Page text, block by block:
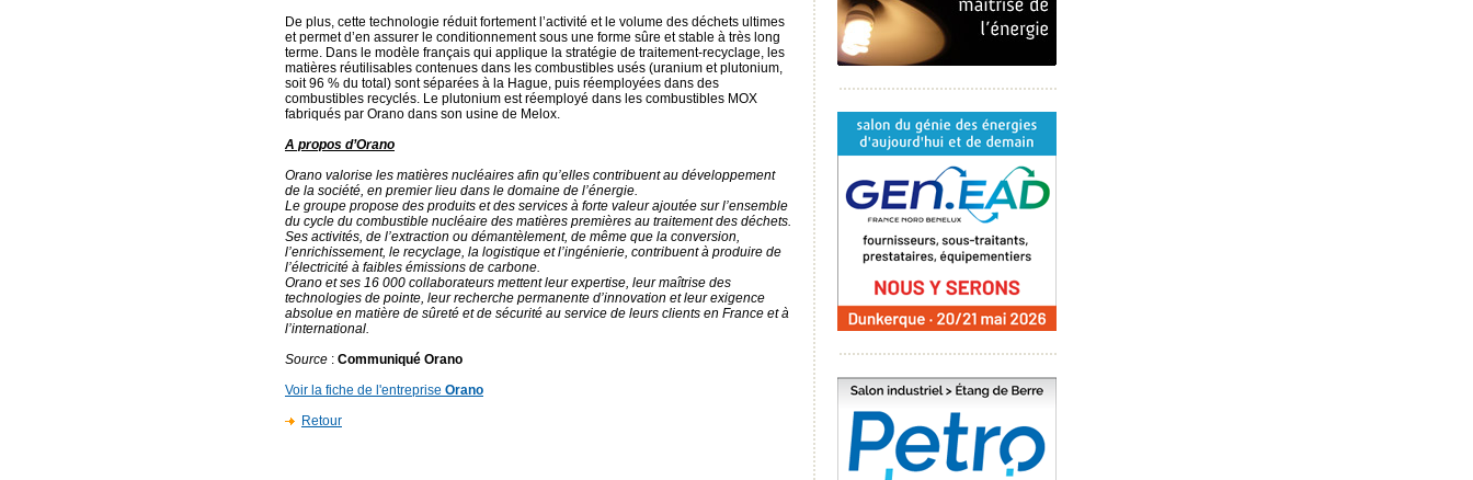
De plus, cette technologie réduit fortement l’activité et le volume des déchets ultimes
et permet d’en assurer le conditionnement sous une forme sûre et stable à très long
terme. Dans le modèle français qui applique la stratégie de traitement-recyclage, les
matières réutilisables contenues dans les combustibles usés (uranium et plutonium,
soit 96 % du total) sont séparées à la Hague, puis réemployées dans des
combustibles recyclés. Le plutonium est réemployé dans les combustibles MOX
fabriqués par Orano dans son usine de Melox.
A propos d’Orano
Orano valorise les matières nucléaires afin qu’elles contribuent au développement
de la société, en premier lieu dans le domaine de l’énergie.
Le groupe propose des produits et des services à forte valeur ajoutée sur l’ensemble
du cycle du combustible nucléaire des matières premières au traitement des déchets.
Ses activités, de l’extraction ou démantèlement, de même que la conversion,
l’enrichissement, le recyclage, la logistique et l’ingénierie, contribuent à produire de
l’électricité à faibles émissions de carbone.
Orano et ses 16 000 collaborateurs mettent leur expertise, leur maîtrise des
technologies de pointe, leur recherche permanente d’innovation et leur exigence
absolue en matière de sûreté et de sécurité au service de leurs clients en France et à
l’international.
Source : Communiqué Orano
Voir la fiche de l'entreprise Orano
Retour